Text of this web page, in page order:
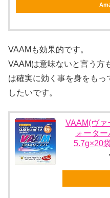
VAAMも効果的です。
VAAMは意味ないと言う方
は確実に効く事を身をもっ
したいです。
VAAM(ヴァ
ォータ
5.7g×20